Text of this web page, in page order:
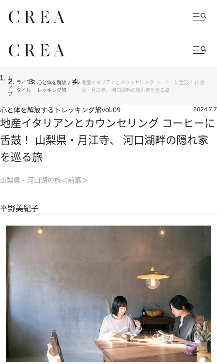
ト
ッ
プ
ライフス
タイル
心と体を解放するト
レッキング旅
地産イタリアンとカウンセリング コーヒーに舌鼓！ 山梨
県・月江寺、 河口湖畔の隠れ家を巡る旅
心と体を解放するトレッキング旅vol.09 2024.7.7
地産イタリアンとカウンセリング コーヒーに
舌鼓！ 山梨県・月江寺、 河口湖畔の隠れ家
を巡る旅
山梨県・河口湖の旅＜前篇＞
平野美紀子